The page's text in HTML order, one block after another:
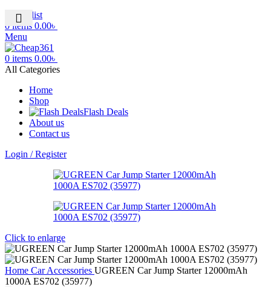
Wishlist
0 items 0.00৳
Menu
0 items 0.00৳
All Categories
Home
Shop
Flash Deals
About us
Contact us
Login / Register
Click to enlarge
Home Car Accessories UGREEN Car Jump Starter 12000mAh
1000A ES702 (35977)